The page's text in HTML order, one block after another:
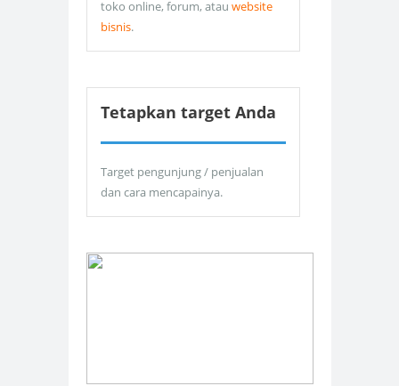
toko online, forum, atau website
bisnis.
Tetapkan target Anda
Target pengunjung / penjualan
dan cara mencapainya.